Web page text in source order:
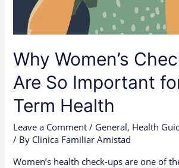
Why Women’s
Are So Important
Term Health
Leave a Comment / General, Health
/ By Clinica Familiar Amistad
Women’s health check-ups are one of